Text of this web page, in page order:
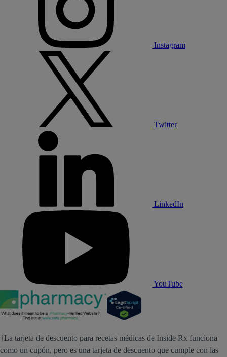
Instagram
Twitter
LinkedIn
YouTube
†La tarjeta de descuento para recetas médicas de Inside Rx funciona
como un cupón, pero es una tarjeta de descuento que cumple con las